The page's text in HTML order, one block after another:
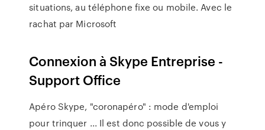
situations, au téléphone fixe ou mobile. Avec le
rachat par Microsoft
Connexion à Skype Entreprise -
Support Office
Apéro Skype, "coronapéro" : mode d'emploi
pour trinquer ... Il est donc possible de vous y